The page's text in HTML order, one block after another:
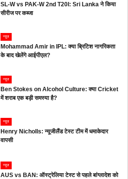
SL-W vs PAK-W 2nd T20I: Sri Lanka ने किया
सीरीज पर कब्जा
न्यूज
Mohammad Amir in IPL: क्या ब्रिटिश नागरिकता
के बाद खेलेंगे आईपीएल?
न्यूज
Ben Stokes on Alcohol Culture: क्या Cricket
में शराब एक बड़ी समस्या है?
न्यूज
Henry Nicholls: न्यूजीलैंड टेस्ट टीम में धमाकेदार
वापसी
न्यूज
AUS vs BAN: ऑस्ट्रेलिया टेस्ट से पहले बांग्लादेश को